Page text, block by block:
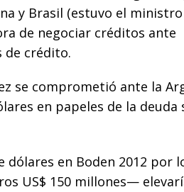
y Brasil (estuvo el
de negociar créditos ante
de crédito.
se comprometió ante la
en papeles de la deuda
dólares en Boden 2012 por
US$ 150 millones—